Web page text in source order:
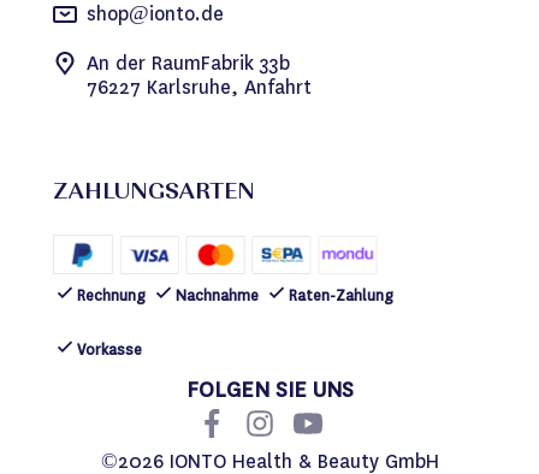
shop@ionto.de
An der RaumFabrik 33b
76227 Karlsruhe, Anfahrt
ZAHLUNGSARTEN
Rechnung Nachnahme Raten-Zahlung
Vorkasse
©2026 IONTO Health & Beauty GmbH
FOLGEN SIE UNS